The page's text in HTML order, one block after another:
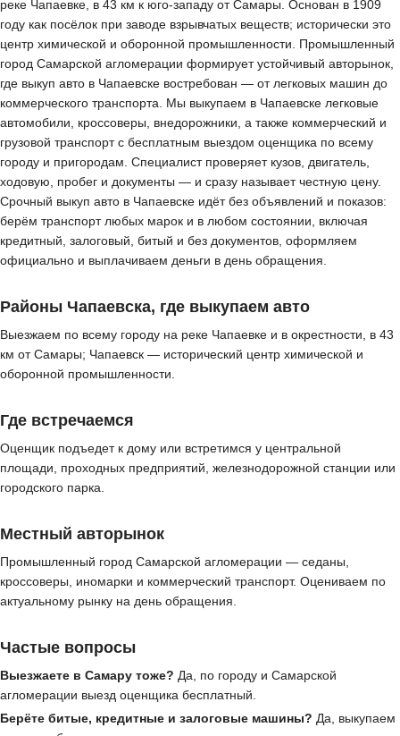
реке Чапаевке, в 43 км к юго-западу от Самары. Основан в 1909
году как посёлок при заводе взрывчатых веществ; исторически это
центр химической и оборонной промышленности. Промышленный
город Самарской агломерации формирует устойчивый авторынок,
где выкуп авто в Чапаевске востребован — от легковых машин до
коммерческого транспорта. Мы выкупаем в Чапаевске легковые
автомобили, кроссоверы, внедорожники, а также коммерческий и
грузовой транспорт с бесплатным выездом оценщика по всему
городу и пригородам. Специалист проверяет кузов, двигатель,
ходовую, пробег и документы — и сразу называет честную цену.
Срочный выкуп авто в Чапаевске идёт без объявлений и показов:
берём транспорт любых марок и в любом состоянии, включая
кредитный, залоговый, битый и без документов, оформляем
официально и выплачиваем деньги в день обращения.
Районы Чапаевска, где выкупаем авто
Выезжаем по всему городу на реке Чапаевке и в окрестности, в 43
км от Самары; Чапаевск — исторический центр химической и
оборонной промышленности.
Где встречаемся
Оценщик подъедет к дому или встретимся у центральной
площади, проходных предприятий, железнодорожной станции или
городского парка.
Местный авторынок
Промышленный город Самарской агломерации — седаны,
кроссоверы, иномарки и коммерческий транспорт. Оцениваем по
актуальному рынку на день обращения.
Частые вопросы
Выезжаете в Самару тоже? Да, по городу и Самарской
агломерации выезд оценщика бесплатный.
Берёте битые, кредитные и залоговые машины? Да, выкупаем